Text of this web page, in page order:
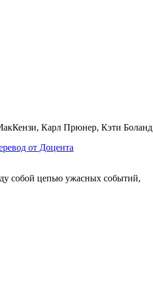
Карл Прюнер, Кэти Боланд
собой цепью ужасных событий,